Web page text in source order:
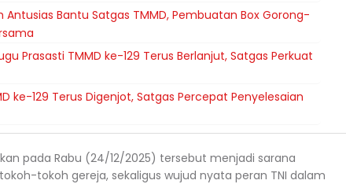
Antusias Bantu Satgas TMMD, Pembuatan Box Gorong-
Prasasti TMMD ke-129 Terus Berlanjut, Satgas Perkuat
ke-129 Terus Digenjot, Satgas Percepat Penyelesaian
pada Rabu (24/12/2025) tersebut menjadi sarana
tokoh gereja, sekaligus wujud nyata peran TNI dalam